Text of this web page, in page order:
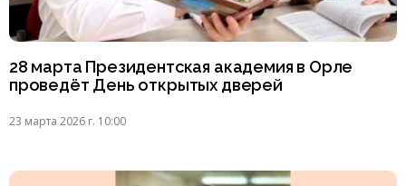
28 марта Президентская академия в Орле
проведёт День открытых дверей
23 марта 2026 г. 10:00